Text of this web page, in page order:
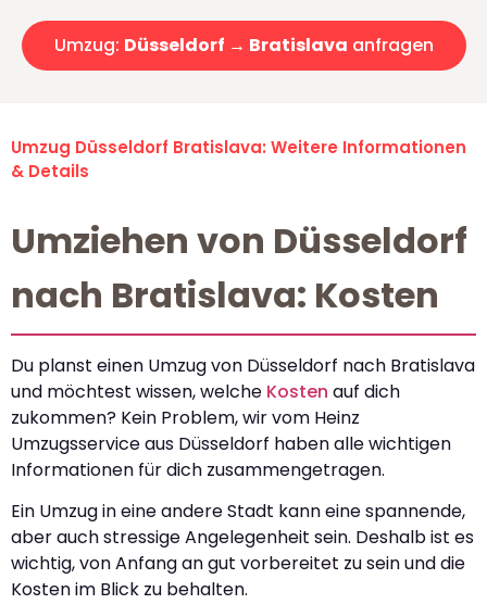
Umzug: Düsseldorf → Bratislava anfragen
Umzug Düsseldorf Bratislava: Weitere Informationen
& Details
Umziehen von Düsseldorf
nach Bratislava: Kosten
Du planst einen Umzug von Düsseldorf nach Bratislava
und möchtest wissen, welche Kosten auf dich
zukommen? Kein Problem, wir vom Heinz
Umzugsservice aus Düsseldorf haben alle wichtigen
Informationen für dich zusammengetragen.
Ein Umzug in eine andere Stadt kann eine spannende,
aber auch stressige Angelegenheit sein. Deshalb ist es
wichtig, von Anfang an gut vorbereitet zu sein und die
Kosten im Blick zu behalten.